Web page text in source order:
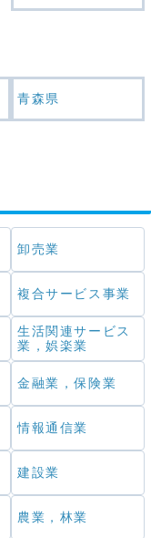
青森県
卸売業
複合サービス事業
生活関連サービス
業，娯楽業
金融業，保険業
情報通信業
建設業
農業，林業